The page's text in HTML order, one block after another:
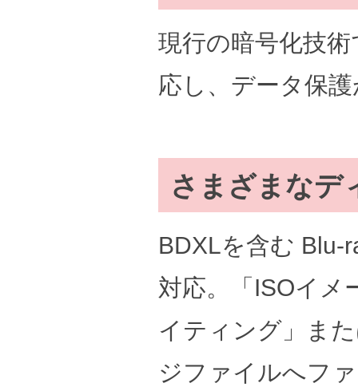
現行の暗号化技
応し、データ保
さまざまなデ
BDXLを含む Blu-
対応。「ISOイメ
イティング」ま
ジファイルへフ